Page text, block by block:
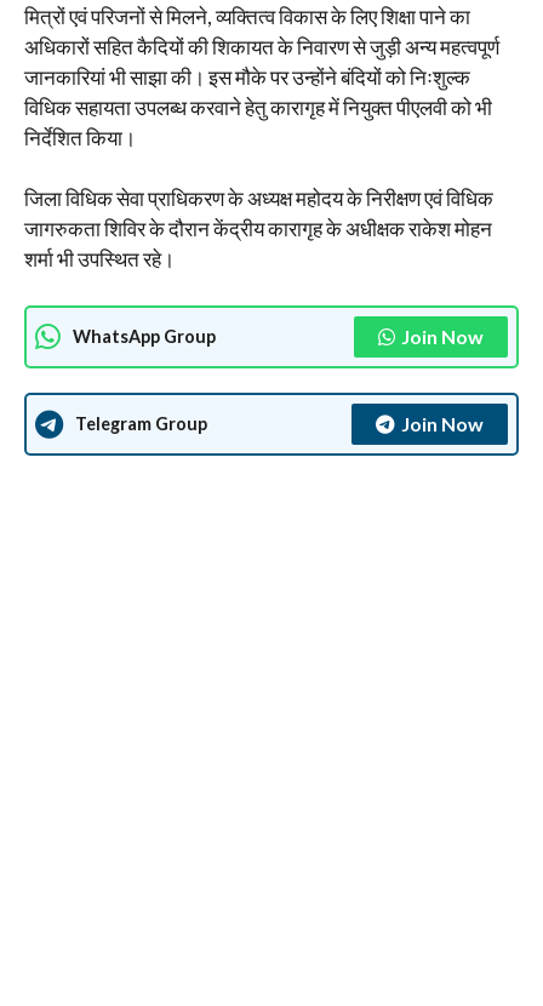
मित्रों एवं परिजनों से मिलने, व्यक्तित्व विकास के लिए शिक्षा पाने का
अधिकारों सहित कैदियों की शिकायत के निवारण से जुड़ी अन्य महत्वपूर्ण
जानकारियां भी साझा की। इस मौके पर उन्होंने बंदियों को निःशुल्क
विधिक सहायता उपलब्ध करवाने हेतु कारागृह में नियुक्त पीएलवी को भी
निर्देशित किया।
जिला विधिक सेवा प्राधिकरण के अध्यक्ष महोदय के निरीक्षण एवं विधिक
जागरुकता शिविर के दौरान केंद्रीय कारागृह के अधीक्षक राकेश मोहन
शर्मा भी उपस्थित रहे।
WhatsApp Group Join Now
Telegram Group Join Now